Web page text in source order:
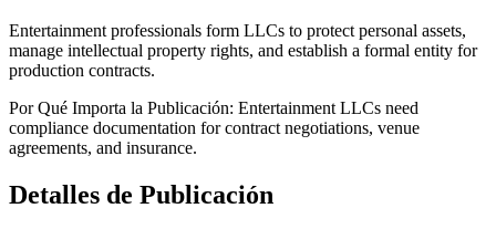
Entertainment professionals form LLCs to protect personal assets,
manage intellectual property rights, and establish a formal entity for
production contracts.
Por Qué Importa la Publicación: Entertainment LLCs need
compliance documentation for contract negotiations, venue
agreements, and insurance.
Detalles de Publicación